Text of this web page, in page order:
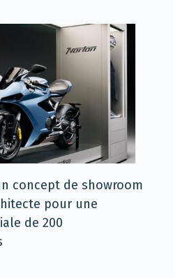
concept de showroom
pour une
de 200